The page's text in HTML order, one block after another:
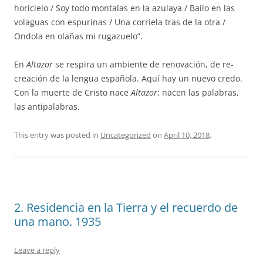
horicielo / Soy todo montalas en la azulaya / Bailo en las
volaguas con espurinas / Una corriela tras de la otra /
Ondola en olañas mi rugazuelo”.
EnAltazor se respira un ambiente de renovación, de re-
creación de la lengua española. Aquí hay un nuevo credo.
Con la muerte de Cristo naceAltazor; nacen las palabras,
las antipalabras.
This entry was posted in Uncategorized on April 10, 2018.
2. Residencia en la Tierra y el recuerdo de
una mano. 1935
Leave a reply